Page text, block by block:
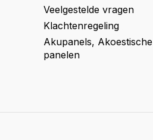
Veelgestelde vragen
Klachtenregeling
Akupanels, Akoestische
panelen